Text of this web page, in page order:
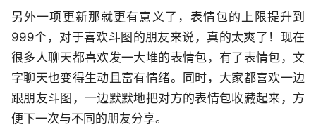
另外一项更新那就更有意义了，表情包的上限提升到
999个，对于喜欢斗图的朋友来说，真的太爽了！现在
很多人聊天都喜欢发一大堆的表情包，有了表情包，文
字聊天也变得生动且富有情绪。同时，大家都喜欢一边
跟朋友斗图，一边默默地把对方的表情包收藏起来，方
便下一次与不同的朋友分享。